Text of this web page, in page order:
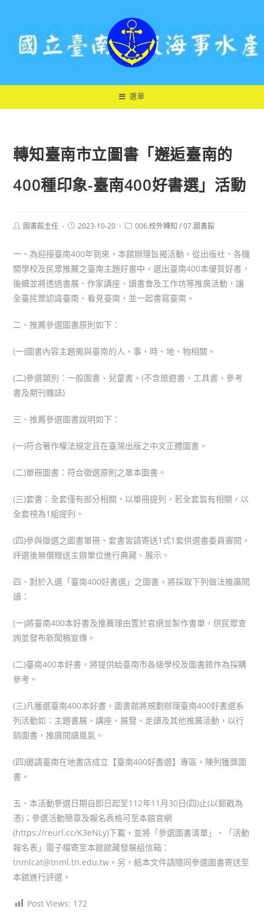
選單
轉知臺南市立圖書「邂逅臺南的
400種印象-臺南400好書選」活動
Post圖書館主任
Post2023-10-20
Post006.校外轉知 / 07.圖書館
一、為迎接臺南400年到來，本館辦理旨揭活動，從出版社、各機
關學校及民眾推薦之臺南主題好書中，選出臺南400本優質好書，
後續並將透過書展、作家講座、讀書會及工作坊等推廣活動，讓
全臺民眾認識臺南、看見臺南，並一起書寫臺南。
二、推薦參選圖書原則如下：
(一)圖書內容主題需與臺南的人、事、時、地、物相關。
(二)參選類別：一般圖書、兒童書。(不含旅遊書、工具書、參考
書及期刊雜誌)
三、推薦參選圖書說明如下：
(一)符合著作權法規定且在臺灣出版之中文正體圖書。
(二)單冊圖書：符合徵選原則之單本圖書。
(三)套書：全套僅有部分相關，以單冊提列，若全套皆有相關，以
全套視為1組提列。
(四)參與徵選之圖書單冊、套書皆請寄送1式1套供選書委員審閱，
評選後無償贈送主辦單位進行典藏、展示。
四、對於入選「臺南400好書選」之圖書，將採取下列做法推廣閱
讀：
(一)將臺南400本好書及推薦理由置於官網並製作書單，供民眾查
詢並發布新聞稿宣傳。
(二)臺南400本好書，將提供給臺南市各級學校及圖書館作為採購
參考。
(三)凡獲選臺南400本好書，圖書館將規劃辦理臺南400好書選系
列活動如：主題書展、講座、展覽、走讀及其他推廣活動，以行
銷圖書，推廣閱讀風氣。
(四)邀請臺南在地書店成立【臺南400好書選】專區，陳列獲獎圖
書。
五、本活動參選日期自即日起至112年11月30日(四)止(以郵戳為
憑)；參選活動簡章及報名表格可至本館官網
(https://reurl.cc/K3eNLy)下載，並將「參選圖書清單」、「活動
報名表」電子檔寄至本館館藏發展組信箱：
tnmlcat@tnml.tn.edu.tw。另，紙本文件請隨同參選圖書寄送至
本館進行評選。
Post Views: 172